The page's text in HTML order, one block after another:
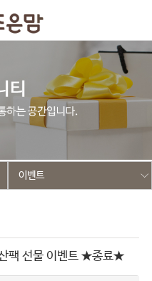
이벤트
팩 선물 이벤트 ★종료★